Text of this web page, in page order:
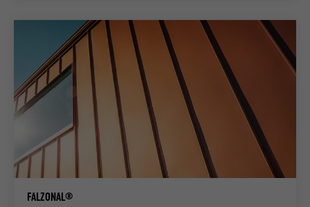
FALZONAL®